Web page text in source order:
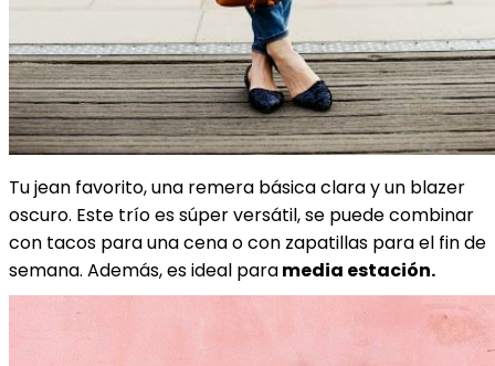
Tu jean favorito, una remera básica clara y un blazer
oscuro. Este trío es súper versátil, se puede combinar
con tacos para una cena o con zapatillas para el fin de
semana. Además, es ideal paramedia estación.